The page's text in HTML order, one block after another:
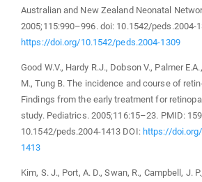
Australian and New Zealand Neonatal
2005;115:990–996. doi: 10.1542/peds.2004-
https://doi.org/10.1542/peds.2004-1309
Good W.V., Hardy R.J., Dobson V., Palmer
M., Tung B. The incidence and course of
Findings from the early treatment for
study. Pediatrics. 2005;116:15–23. PMID:
10.1542/peds.2004-1413 DOI: https://
1413
Kim, S. J., Port, A. D., Swan, R., Campbell, J.